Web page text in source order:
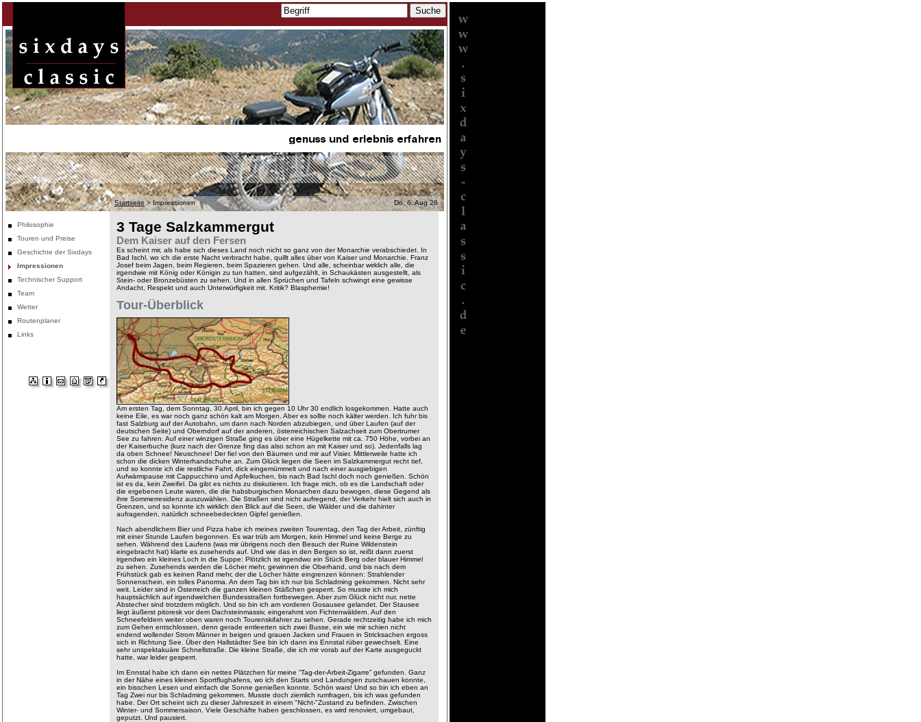
Startseite > Impressionen Do, 6. Aug 26
Philosophie
Touren und Preise
Geschichte der Sixdays
Impressionen
Technischer Support
Team
Wetter
Routenplaner
Links
3 Tage Salzkammergut
Dem Kaiser auf den Fersen
Es scheint mir, als habe sich dieses Land noch nicht so ganz von der Monarchie verabschiedet. In
Bad Ischl, wo ich die erste Nacht verbracht habe, quillt alles über von Kaiser und Monarchie. Franz
Josef beim Jagen, beim Regieren, beim Spazieren gehen. Und alle, scheinbar wirklich alle, die
irgendwie mit König oder Königin zu tun hatten, sind aufgezählt, in Schaukästen ausgestellt, als
Stein- oder Bronzebüsten zu sehen. Und in allen Sprüchen und Tafeln schwingt eine gewisse
Andacht, Respekt und auch Unterwürfigkeit mit. Kritik? Blasphemie!
Tour-Überblick
Am ersten Tag, dem Sonntag, 30.April, bin ich gegen 10 Uhr 30 endlich losgekommen. Hatte auch
keine Eile, es war noch ganz schön kalt am Morgen. Aber es sollte noch kälter werden. Ich fuhr bis
fast Salzburg auf der Autobahn, um dann nach Norden abzubiegen, und über Laufen (auf der
deutschen Seite) und Oberndorf auf der anderen, österreichischen Salzachseit zum Obertrumer
See zu fahren. Auf einer winzigen Straße ging es über eine Hügelkette mit ca. 750 Höhe, vorbei an
der Kaiserbuche (kurz nach der Grenze fing das also schon an mit Kaiser und so). Jedenfalls lag
da oben Schnee! Neuschnee! Der fiel von den Bäumen und mir auf Visier. Mittlerweile hatte ich
schon die dicken Winterhandschuhe an. Zum Glück liegen die Seen im Salzkammergut recht tief,
und so konnte ich die restliche Fahrt, dick eingemümmelt und nach einer ausgiebigen
Aufwärmpause mit Cappucchino und Apfelkuchen, bis nach Bad Ischl doch noch genießen. Schön
ist es da, kein Zweifel. Da gibt es nichts zu diskutieren. Ich frage mich, ob es die Landschaft oder
die ergebenen Leute waren, die die habsburgischen Monarchen dazu bewogen, diese Gegend als
ihre Sommerresidenz auszuwählen. Die Straßen sind nicht aufregend, der Verkehr hielt sich auch in
Grenzen, und so konnte ich wirklich den Blick auf die Seen, die Wälder und die dahinter
aufragenden, natürlich schneebedeckten Gipfel genießen.
Nach abendlichem Bier und Pizza habe ich meines zweiten Tourentag, den Tag der Arbeit, zünftig
mit einer Stunde Laufen begonnen. Es war trüb am Morgen, kein Himmel und keine Berge zu
sehen. Während des Laufens (was mir übrigens noch den Besuch der Ruine Wildenstein
eingebracht hat) klarte es zusehends auf. Und wie das in den Bergen so ist, reißt dann zuerst
irgendwo ein kleines Loch in die Suppe: Plötzlich ist irgendwo ein Stück Berg oder blauer Himmel
zu sehen. Zusehends werden die Löcher mehr, gewinnen die Oberhand, und bis nach dem
Frühstück gab es keinen Rand mehr, der die Löcher hätte eingrenzen können: Strahlender
Sonnenschein, ein tolles Panorma. An dem Tag bin ich nur bis Schladming gekommen. Nicht sehr
weit. Leider sind in Österreich die ganzen kleinen Stäßchen gesperrt. So musste ich mich
hauptsächlich auf irgendwelchen Bundesstraßen fortbewegen. Aber zum Glück nicht nur, nette
Abstecher sind trotzdem möglich. Und so bin ich am vorderen Gosausee gelandet. Der Stausee
liegt äußerst pitoresk vor dem Dachsteinmassiv, eingerahmt von Fichtenwäldern. Auf den
Schneefeldern weiter oben waren noch Tourenskifahrer zu sehen. Gerade rechtzeitig habe ich mich
zum Gehen entschlossen, denn gerade entleerten sich zwei Busse, ein wie mir schien nicht
endend wollender Strom Männer in beigen und grauen Jacken und Frauen in Stricksachen ergoss
sich in Richtung See. Über den Hallstädter See bin ich dann ins Ennstal rüber gewechselt. Eine
sehr unspektakuäre Schnellstraße. Die kleine Straße, die ich mir vorab auf der Karte ausgeguckt
hatte, war leider gesperrt.
Im Ennstal habe ich dann ein nettes Plätzchen für meine “Tag-der-Arbeit-Zigarre” gefunden. Ganz
in der Nähe eines kleinen Sportflughafens, wo ich den Starts und Landungen zuschauen konnte,
ein bisschen Lesen und einfach die Sonne genießen konnte. Schön wars! Und so bin ich eben an
Tag Zwei nur bis Schladming gekommen. Musste doch ziemlich rumfragen, bis ich was gefunden
habe. Der Ort scheint sich zu dieser Jahreszeit in einem "Nicht-"Zustand zu befinden. Zwischen
Winter- und Sommersaison. Viele Geschäfte haben geschlossen, es wird renoviert, umgebaut,
geputzt. Und pausiert.